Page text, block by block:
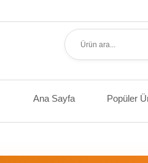
Ana Sayfa Popüler